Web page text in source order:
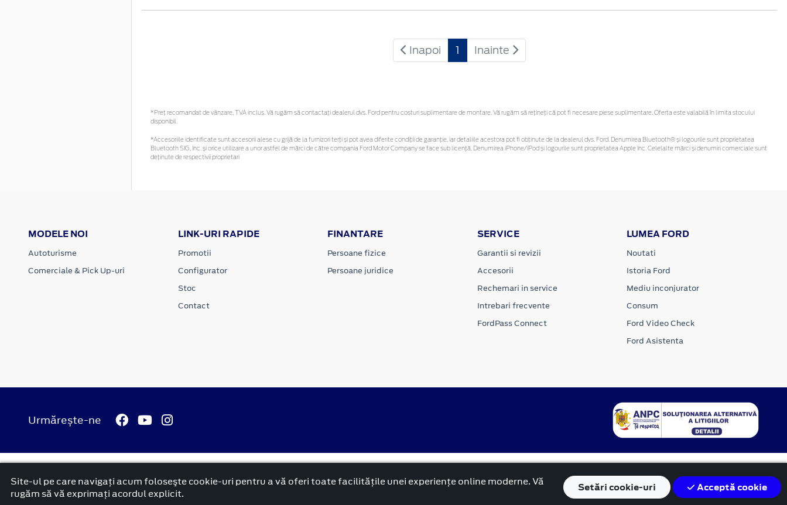
Inapoi 1 Inainte
*Preţ recomandat de vânzare, TVA inclus. Vă rugăm să contactaţi dealerul dvs. Ford pentru costuri suplimentare de montare. Vă rugăm să rețineți că pot fi necesare piese suplimentare. Oferta este valabilă în limita stocului
disponibil.
*Accesoriile identificate sunt accesorii alese cu grijă de la furnizori terți și pot avea diferite condiții de garanție, iar detaliile acestora pot fi obținute de la dealerul dvs. Ford. Denumirea Bluetooth® și logourile sunt proprietatea
Bluetooth SIG, Inc. și orice utilizare a unor astfel de mărci de către compania Ford Motor Company se face sub licență. Denumirea iPhone/iPod și logourile sunt proprietatea Apple Inc. Celelalte mărci și denumiri comerciale sunt
deținute de respectivii proprietari
MODELE NOI
Autoturisme
Comerciale & Pick Up-uri
LINK-URI RAPIDE
Promotii
Configurator
Stoc
Contact
FINANTARE
Persoane fizice
Persoane juridice
SERVICE
Garantii si revizii
Accesorii
Rechemari in service
Intrebari frecvente
FordPass Connect
LUMEA FORD
Noutati
Istoria Ford
Mediu inconjurator
Consum
Ford Video Check
Ford Asistenta
Urmărește-ne
platformă dezvoltată de Workleto
Site-ul pe care navigați acum foloseşte cookie-uri pentru a vă oferi toate facilitățile unei experiențe online moderne. Vă
rugăm să vă exprimați acordul explicit.
Setăricookie-uri Acceptă cookie